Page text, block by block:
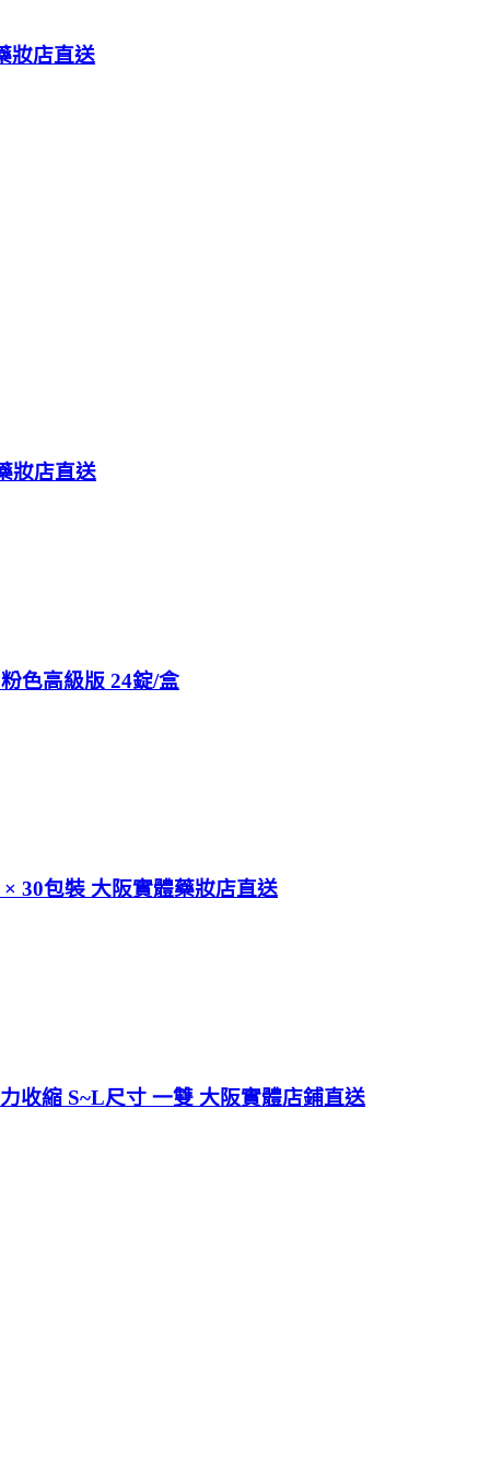
妝店直送
妝店直送
色高級版 24錠/盒
30包裝 大阪實體藥妝店直送
收縮 S~L尺寸 一雙 大阪實體店鋪直送